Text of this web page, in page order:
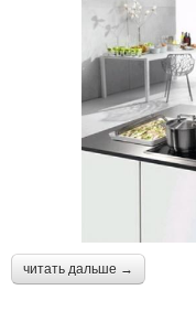
читать дальше →